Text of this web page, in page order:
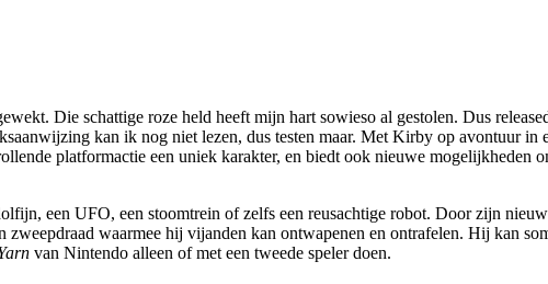
Die schattige roze held heeft mijn hart sowieso al gestolen. Dus
kan ik nog niet lezen, dus testen maar. Met Kirby op avontuur
platformactie een uniek karakter, en biedt ook nieuwe mogelijkheden
een UFO, een stoomtrein of zelfs een reusachtige robot. Door zijn
waarmee hij vijanden kan ontwapenen en ontrafelen. Hij kan
van Nintendo alleen of met een tweede speler doen.